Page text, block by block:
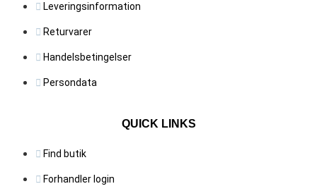
Leveringsinformation
Returvarer
Handelsbetingelser
Persondata
QUICK LINKS
Find butik
Forhandler login